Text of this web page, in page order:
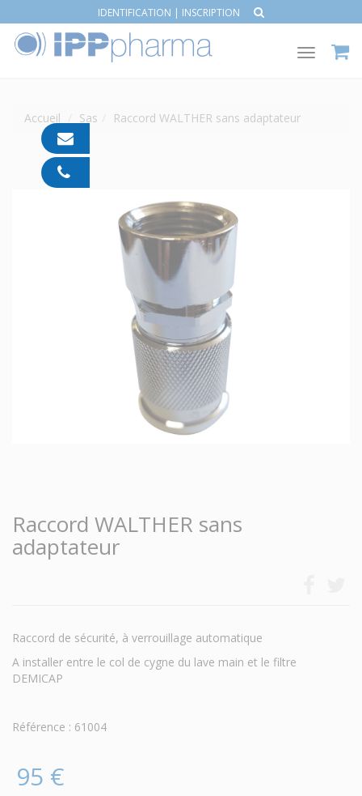
IDENTIFICATION | INSCRIPTION
Toggle
Accueil Sas Raccord WALTHER sans adaptateur
Raccord WALTHER sans
adaptateur
Raccord de sécurité, à verrouillage automatique
A installer entre le col de cygne du lave main et le filtre
DEMICAP
Référence : 61004
95 €
pharma.com
91